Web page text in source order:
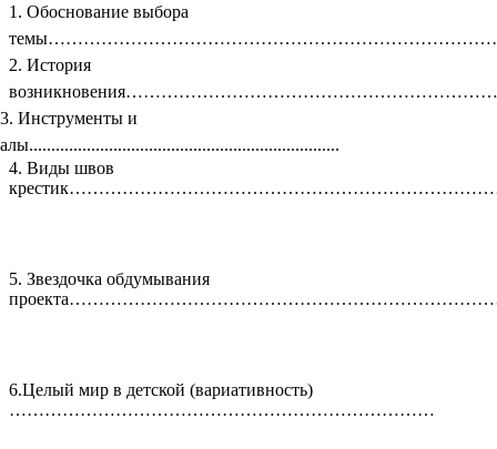
1. Обоснование выбора
2. История
Инструменты и
4. Виды швов
5. Звездочка обдумывания
6.Целый мир в детской (вариативность)
………………………………………………………………